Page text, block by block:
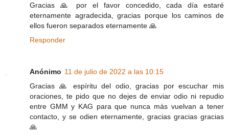
Gracias 🙏 por el favor concedido, cada día estaré
eternamente agradecida, gracias porque los caminos de
ellos fueron separados eternamente 🙏
Responder
Anónimo 11 de julio de 2022 a las 10:15
Gracias 🙏 espíritu del odio, gracias por escuchar mis
oraciones, te pido que no dejes de enviar odio ni repudio
entre GMM y KAG para que nunca más vuelvan a tener
contacto, y se odien eternamente, gracias gracias gracias
🙏